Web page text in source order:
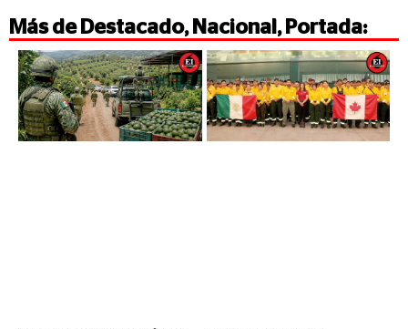
Más de Destacado, Nacional , Portada: